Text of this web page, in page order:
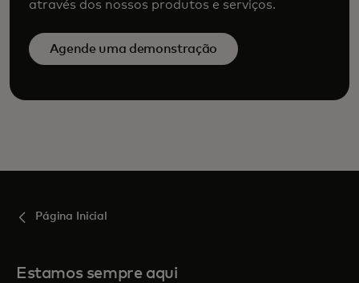
através dos nossos produtos e serviços.
Agende uma demonstração
Página Inicial
Estamos sempre aqui